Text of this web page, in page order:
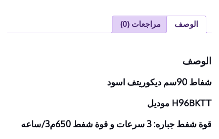
الوصف مراجعات (0)
الوصف
شفاط 90سم ديكوريتف اسود
H96BKTT موديل
قوة شفط جباره: 3 سرعات و قوة شفط 650م3/ساعه